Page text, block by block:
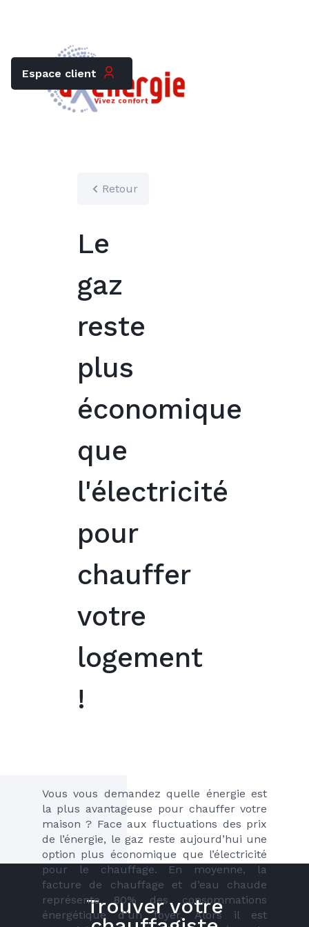
Espace client
Retour
Le
gaz
reste
plus
économique
que
l'électricité
pour
chauffer
votre
logement
!
Vous vous demandez quelle énergie est
la plus avantageuse pour chauffer votre
maison ? Face aux fluctuations des prix
de l’énergie, le gaz reste aujourd’hui une
option plus économique que l’électricité
pour le chauffage. En moyenne, la
facture de chauffage et d’eau chaude
représente 80% des consommations
énergétique d’un foyer. Alors il est
Trouver votre